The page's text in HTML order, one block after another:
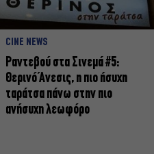
CINE NEWS
Ραντεβού στα Σινεμά #5:
Θερινό Άνεσις, η πιο ήσυχη
ταράτσα πάνω στην πιο
ανήσυχη λεωφόρο